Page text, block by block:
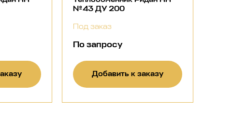
№43 ДУ 200
Под заказ
По запросу
Добавить к заказу